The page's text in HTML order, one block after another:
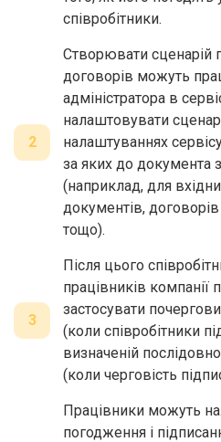
співробітники.
2
Створювати сценарій
договорів можуть
адміністратора в
налаштовувати
налаштуваннях
за яких до документа
(наприклад, для
документів,
тощо).
3
Після цього
працівників
застосувати
(коли співробітники
визначеній
(коли черговість
Працівники можуть
погодження і